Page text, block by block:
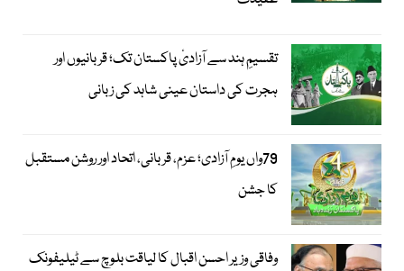
تقسیمِ ہند سے آزادیٔ پاکستان تک؛ قربانیوں اور
ہجرت کی داستان عینی شاہد کی زبانی
79واں یومِ آزادی؛ عزم، قربانی، اتحاد اور روشن مستقبل
کا جشن
وفاقی وزیر احسن اقبال کا لیاقت بلوچ سے ٹیلیفونک